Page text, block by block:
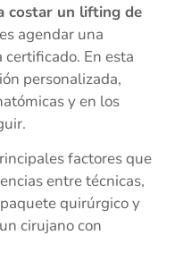
costar un lifting de
agendar una
En esta
personalizada,
y en los
factores que
entre técnicas,
quirúrgico y
cirujano con